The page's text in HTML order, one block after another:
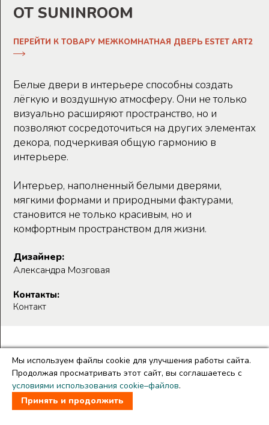
ОТ SUNINROOM
ПЕРЕЙТИ К ТОВАРУ МЕЖКОМНАТНАЯ ДВЕРЬ ESTET ART2
Белые двери в интерьере способны создать
лёгкую и воздушную атмосферу. Они не только
визуально расширяют пространство, но и
позволяют сосредоточиться на других элементах
декора, подчеркивая общую гармонию в
интерьере.
Интерьер, наполненный белыми дверями,
мягкими формами и природными фактурами,
становится не только красивым, но и
комфортным пространством для жизни.
Дизайнер:
Александра Мозговая
Контакты:
Контакт
Copyright © THE DOORS
Создание и продвижение сайтов
Мы используем файлы cookie для улучшения работы сайта.
Продолжая просматривать этот сайт, вы соглашаетесь с
условиями использования cookie–файлов.
Принять и продолжить